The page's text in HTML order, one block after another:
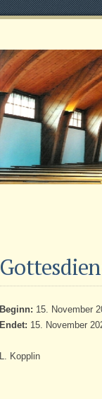
Beginn: 15. November
Endet: 15. November
L. Kopplin